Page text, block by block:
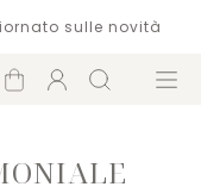
sulle novità
Carrello
Account
Cerca Menù